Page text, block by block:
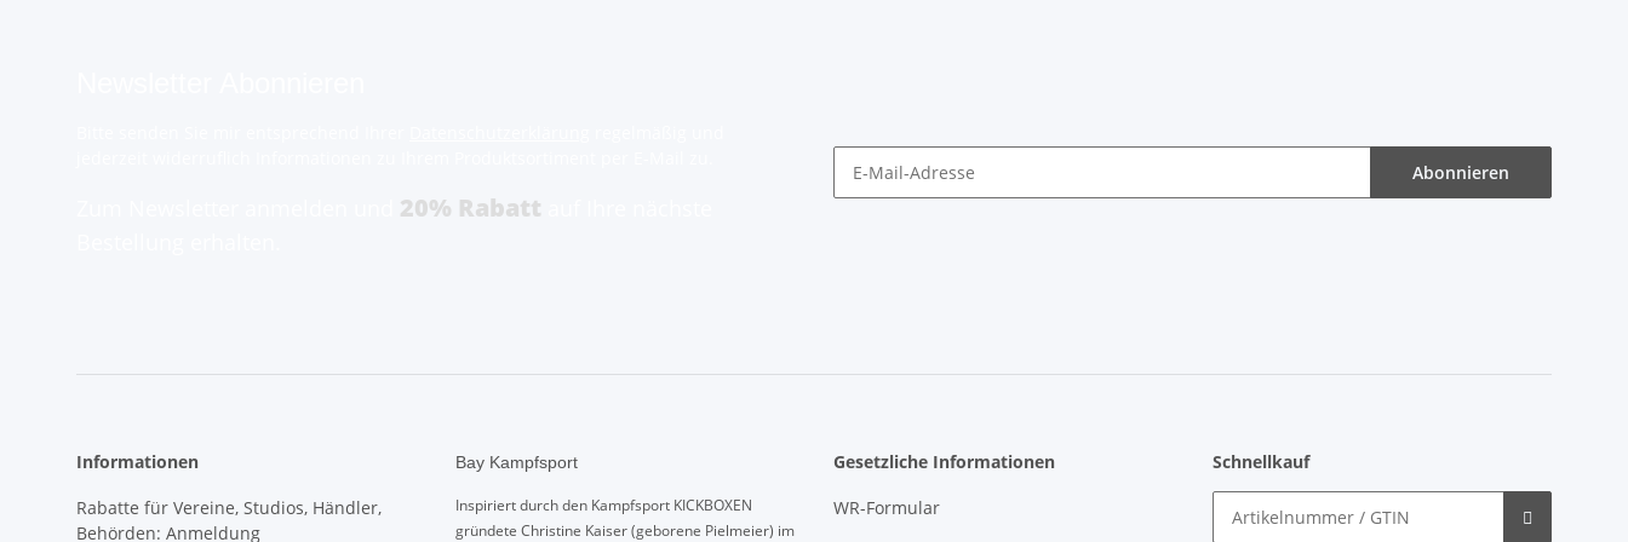
20% Rabatt
Abonnieren
Informationen
Rabatte für Vereine, Studios, Händler,
Behörden: Anmeldung
Bay Kampfsport
Inspiriert durch den Kampfsport KICKBOXEN
gründete Christine Kaiser (geborene Pielmeier) im
Gesetzliche Informationen
WR-Formular
Schnellkauf